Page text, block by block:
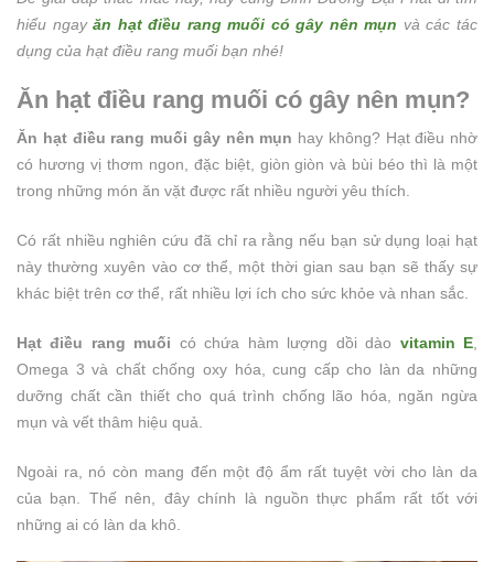
hiểu ngayăn hạt điều rang muối có gây nên mụn và các tác
dụng của hạt điều rang muối bạn nhé!
Ăn hạt điều rang muối có gây nên mụn?
Ăn hạt điều rang muối gây nên mụn hay không? Hạt điều nhờ
có hương vị thơm ngon, đặc biệt, giòn giòn và bùi béo thì là một
trong những món ăn vặt được rất nhiều người yêu thích.
Có rất nhiều nghiên cứu đã chỉ ra rằng nếu bạn sử dụng loại hạt
này thường xuyên vào cơ thể, một thời gian sau bạn sẽ thấy sự
khác biệt trên cơ thể, rất nhiều lợi ích cho sức khỏe và nhan sắc.
Hạt điều rang muối có chứa hàm lượng dồi dào vitamin E
Omega 3 và chất chống oxy hóa, cung cấp cho làn da những
dưỡng chất cần thiết cho quá trình chống lão hóa, ngăn ngừa
mụn và vết thâm hiệu quả.
Ngoài ra, nó còn mang đến một độ ẩm rất tuyệt vời cho làn da
của bạn. Thế nên, đây chính là nguồn thực phẩm rất tốt với
những ai có làn da khô.